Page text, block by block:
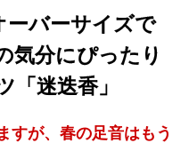
ーバーサイズで
気分にぴったり
迷迭香」
すが、春の足音はもう